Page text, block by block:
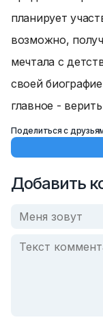
планирует
возможно,
мечтала с
своей
главное -
Поделиться с
Добавить